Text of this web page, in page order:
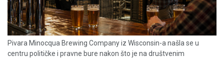
Pivara Minocqua Brewing Company iz Wisconsin-a našla se u
centru političke i pravne bure nakon što je na društvenim